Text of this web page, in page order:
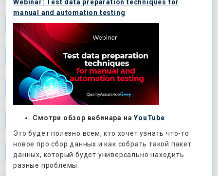
Webinar: Test data preparation techniques for
manual and automation testing
Смотри обзор вебинара на YouTube
Это будет полезно всем, кто хочет узнать что-то
новое про сбор данных и как собрать такой пакет
данных, который будет универсально находить
разные проблемы.